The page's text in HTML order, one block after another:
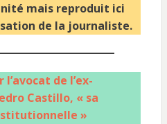
mais reproduit ici
de la journaliste.
l’avocat de l’ex-
Castillo, « sa
»